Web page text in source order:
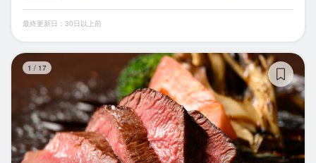
最終更新日：30日以上前
1 / 17